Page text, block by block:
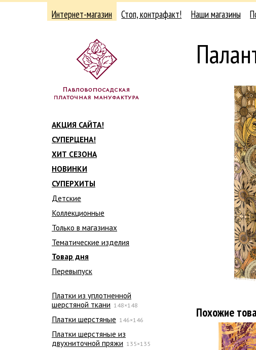
Интернет-магазин Стоп, контрафакт! Наши магазины
АКЦИЯ САЙТА!
СУПЕРЦЕНА!
ХИТ СЕЗОНА
НОВИНКИ
СУПЕРХИТЫ
Детские
Коллекционные
Только в магазинах
Тематические изделия
Товар дня
Перевыпуск
Платки из уплотненной
шерстяной ткани 148×148
Платки шерстяные 146×146
Платки шерстяные из
двухниточной пряжи 135×135
Похожие